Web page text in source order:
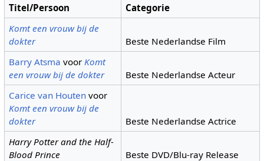
Titel/Persoon
Categorie
Komt een vrouw bij de
dokter
Beste Nederlandse Film
Barry Atsma voor Komt
een vrouw bij de dokter
Beste Nederlandse Acteur
Carice van Houten voor
Komt een vrouw bij de
dokter
Beste Nederlandse Actrice
Harry Potter and the Half-
Blood Prince
Beste DVD/Blu-ray Release